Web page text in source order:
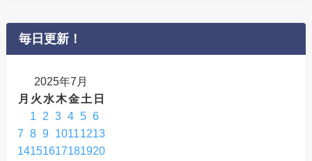
毎日更新！
2025年7月
月 火 水木金土 日
1
2 3 4 5 6
7 8 9 10111213
14151617181920